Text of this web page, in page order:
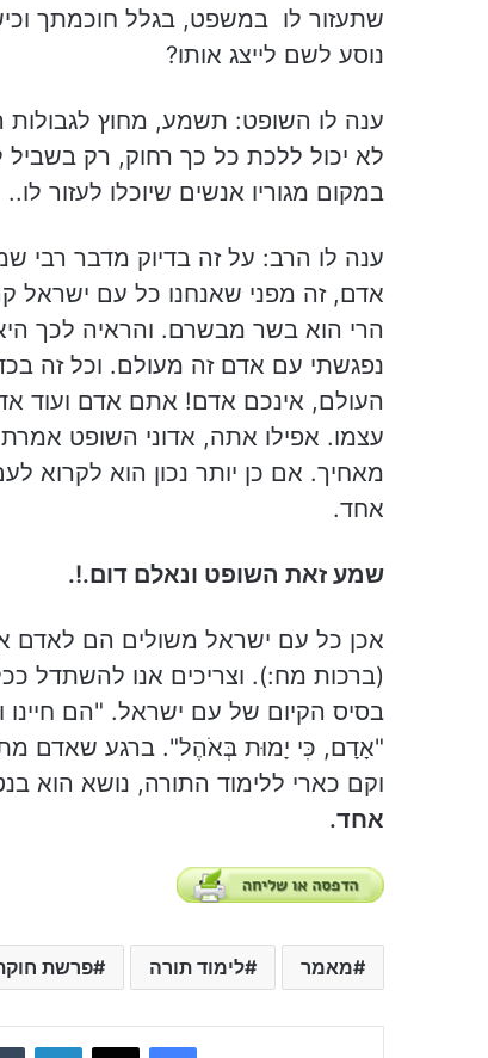
שתעזור לו במשפט, בגלל חוכמתך
נוסע לשם לייצג אותו?
ענה לו השופט: תשמע, מחוץ לגבולות
לא יכול ללכת כל כך רחוק, רק
במקום מגוריו אנשים שיוכלו לעזור לו..
ענה לו הרב: על זה בדיוק מדבר רבי
אדם, זה מפני שאנחנו כל עם ישראל
הרי הוא בשר מבשרם. והראיה לכך
נפגשתי עם אדם זה מעולם. וכל זה
העולם, אינכם אדם! אתם אדם ועוד
עצמו. אפילו אתה, אדוני השופט
מאחיך. אם כן יותר נכון הוא לקרוא
אחד.
שמע זאת השופט ונאלם דום.!.
אכן כל עם ישראל משולים הם לאדם
(ברכות מח:). וצריכים אנו להשתדל
בסיס הקיום של עם ישראל. "הם חיינו
"אָדָם, כִּי יָמוּת בְּאֹהֶל". ברגע שאדם
וקם כארי ללימוד התורה, נושא הוא
אחד.
מאמר לימוד תורה פרשת
X
LinkedIn